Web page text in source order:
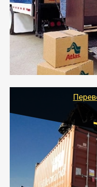
- Служебный или
отдельном авто или
стоимости).
- Тайгер Логистик
качественно
службы или работы с
оформлением
Еврофура
от 10 000